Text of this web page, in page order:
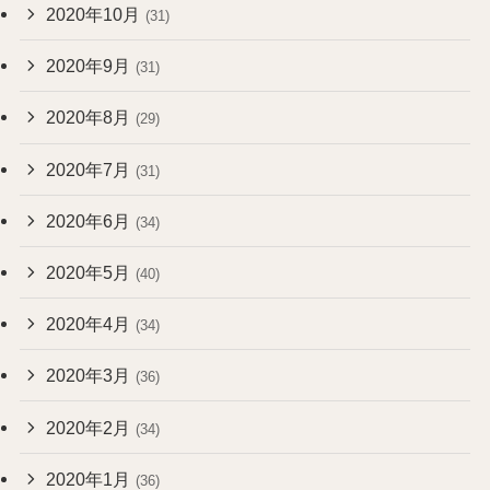
2020年10月 (31)
2020年9月 (31)
2020年8月 (29)
2020年7月 (31)
2020年6月 (34)
2020年5月 (40)
2020年4月 (34)
2020年3月 (36)
2020年2月 (34)
2020年1月 (36)